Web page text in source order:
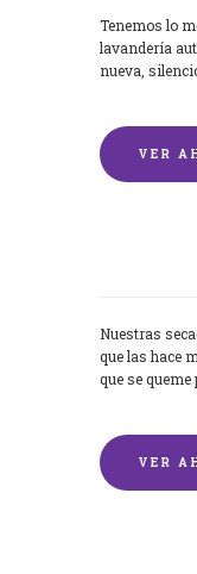
Tenemos lo
lavandería
nueva,
VER
Nuestras
que las hace
que se queme
VER